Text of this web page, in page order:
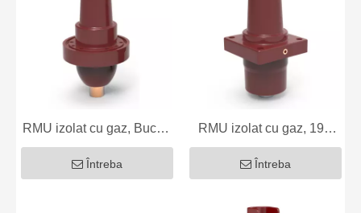
RMU izolat cu gaz, Bucșă
epoxidice 220
Întreba
RMU izolat cu gaz, 198
Bucșă epoxidică
Întreba